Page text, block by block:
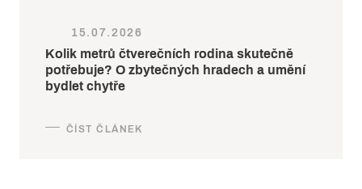
15.07.2026
Kolik metrů čtverečních rodina skutečně
potřebuje? O zbytečných hradech a umění
bydlet chytře